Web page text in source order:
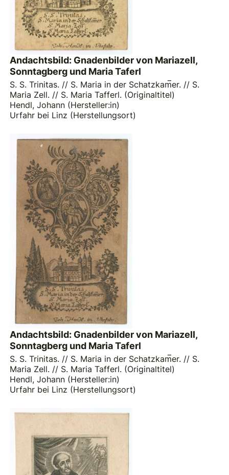
Andachtsbild: Gnadenbilder von Mariazell,
Sonntagberg und Maria Taferl
S. S. Trinitas. // S. Maria in der Schatzkam̅er. // S.
Maria Zell. // S. Maria Tafferl. (Originaltitel)
Hendl, Johann (Hersteller:in)
Urfahr bei Linz (Herstellungsort)
Andachtsbild: Gnadenbilder von Mariazell,
Sonntagberg und Maria Taferl
S. S. Trinitas. // S. Maria in der Schatzkam̅er. // S.
Maria Zell. // S. Maria Tafferl. (Originaltitel)
Hendl, Johann (Hersteller:in)
Urfahr bei Linz (Herstellungsort)